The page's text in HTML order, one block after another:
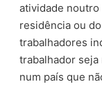
atividade noutro
residência ou
trabalhadores
trabalhador
num país que